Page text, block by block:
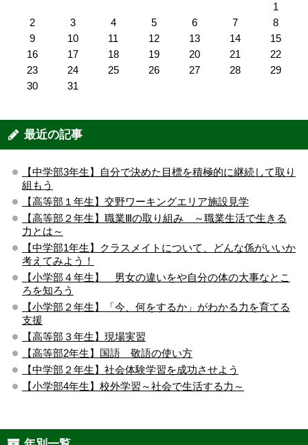
1
2
3 4 5 6 7
8
9
10 11 12 13 14
15
16
17 18 19 20 21
22
23
24 25 26 27 28
29
30
31
最近の記事
【中学部3年生】自分で決めた目標を積極的に継続して取り
組もう
【高等部１年生】交野ワーキングエリア施設見学
【高等部２年生】職業Ⅲの取り組み ～職業生活で生きる
力とは～
【中学部1年生】クラスメイトについて、どんな係がいいか
考えてみよう！
【小学部４年生】 男女の違いをや自分の体の大事なとこ
ろを知ろう
【小学部２年生】「今、何をするか」がわかる力を育てる
支援
【高等部３年生】現場実習
【高等部2年生】国語 敬語の使い方
【中学部２年生】社会体験学習を成功させよう
【小学部4年生】校外学習～社会で生活する力～